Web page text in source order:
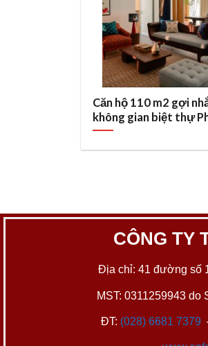
Căn hộ 110 m2 gợi
không gian biệt thự
CÔNG TY
Địa chỉ: 41 đường số
MST: 0311259943
ĐT: (028) 6681 7379